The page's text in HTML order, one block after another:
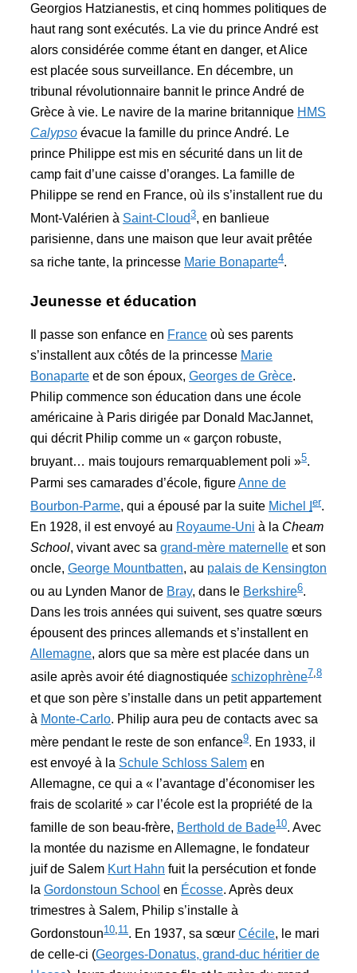
Georgios Hatzianestis, et cinq hommes politiques de
haut rang sont exécutés. La vie du prince André est
alors considérée comme étant en danger, et Alice
est placée sous surveillance. En décembre, un
tribunal révolutionnaire bannit le prince André de
Grèce à vie. Le navire de la marine britannique HMS
Calypso évacue la famille du prince André. Le
prince Philippe est mis en sécurité dans un lit de
camp fait d’une caisse d’oranges. La famille de
Philippe se rend en France, où ils s’installent rue du
Mont-Valérien à Saint-Cloud3, en banlieue
parisienne, dans une maison que leur avait prêtée
sa riche tante, la princesse Marie Bonaparte4.
Jeunesse et éducation
Il passe son enfance en France où ses parents
s’installent aux côtés de la princesse Marie
Bonaparte et de son époux, Georges de Grèce.
Philip commence son éducation dans une école
américaine à Paris dirigée par Donald MacJannet,
qui décrit Philip comme un « garçon robuste,
bruyant… mais toujours remarquablement poli »5.
Parmi ses camarades d’école, figureAnne de
Bourbon-Parme, qui a épousé par la suite Michel er.
En 1928, il est envoyé au Royaume-Uni à la Cheam
School, vivant avec sa grand-mère maternelle et son
oncle, George Mountbatten, au palais de Kensington
ou au Lynden Manor de Bray, dans le Berkshire6.
Dans les trois années qui suivent, ses quatre sœurs
épousent des princes allemands et s’installent en
Allemagne, alors que sa mère est placée dans un
asile après avoir été diagnostiquée schizophrène7,8
et que son père s’installe dans un petit appartement
à Monte-Carlo. Philip aura peu de contacts avec sa
mère pendant le reste de son enfance9. En 1933, il
est envoyé à la Schule Schloss Salem en
Allemagne, ce qui a « l’avantage d’économiser les
frais de scolarité » car l’école est la propriété de la
famille de son beau-frère, Berthold de Bade10. Avec
la montée du nazisme en Allemagne, le fondateur
juif de Salem Kurt Hahn fuit la persécution et fonde
la Gordonstoun School en Écosse. Après deux
trimestres à Salem, Philip s’installe à
Gordonstoun10,11. En 1937, sa sœur Cécile, le mari
de celle-ci (Georges-Donatus, grand-duc héritier de